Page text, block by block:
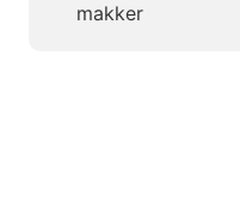
makker